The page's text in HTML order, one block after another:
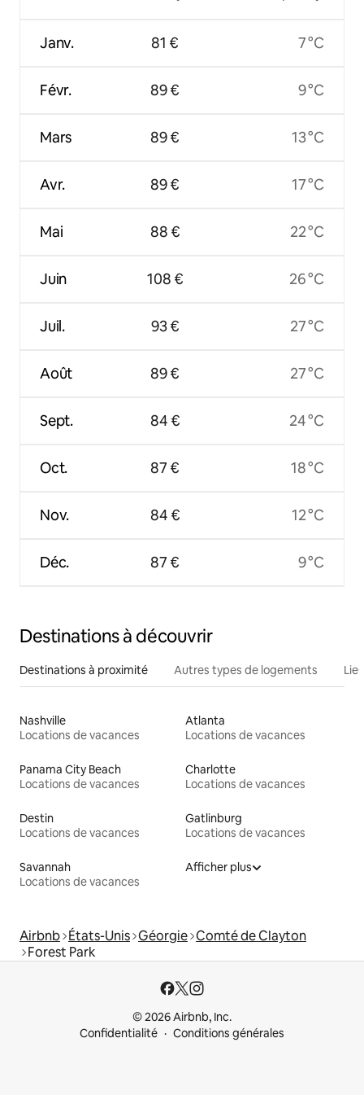
Janv.
Févr.
Mars
Avr.
Mai
Juin
Juil.
Août
Sept.
Oct.
Nov.
Déc.
81 €
89 €
89 €
89 €
88 €
108 €
93 €
89 €
84 €
87 €
84 €
87 €
7 °C
9 °C
13 °C
17 °C
22 °C
26 °C
27 °C
27 °C
24 °C
18 °C
12 °C
9 °C
Destinations à découvrir
Destinations à proximité Autres types de logements
Nashville
Locations de vacances
Atlanta
Locations de vacances
Panama City Beach
Locations de vacances
Charlotte
Locations de vacances
Destin
Locations de vacances
Gatlinburg
Locations de vacances
Savannah
Locations de vacances
Afficher plus
Airbnb États-Unis Géorgie Comté de Clayton
Forest Park
© 2026 Airbnb, Inc.
Confidentialité
Conditions générales